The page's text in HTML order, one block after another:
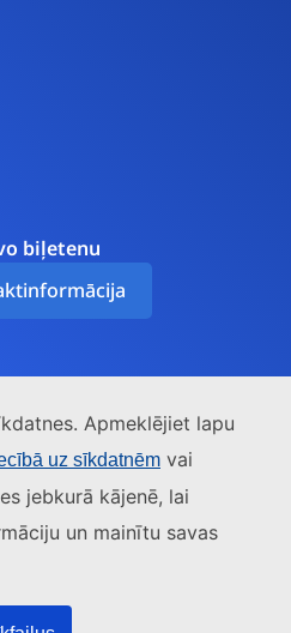
Apmeklējiet lapu
uz sīkdatnēm vai
jebkurā kājenē, lai
un mainītu savas
biļetenu